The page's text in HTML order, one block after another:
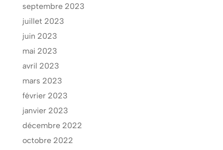
septembre 2023
juillet 2023
juin 2023
mai 2023
avril 2023
mars 2023
février 2023
janvier 2023
décembre 2022
octobre 2022